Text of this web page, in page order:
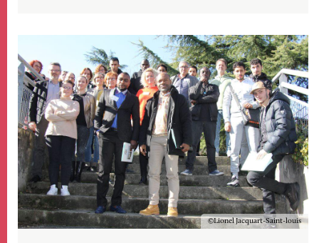
Copyright
Lionel Jacquart-Saint-louis